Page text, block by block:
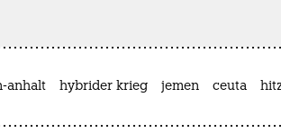
anhalt hybrider krieg jemen ceuta